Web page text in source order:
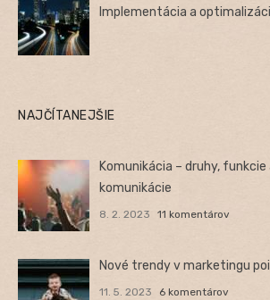
Implementácia a
NAJČÍTANEJŠIE
Komunikácia – druhy,
komunikácie
8. 2. 2023 11 komentárov
Nové trendy v marketingu
11. 5. 2023 6 komentárov